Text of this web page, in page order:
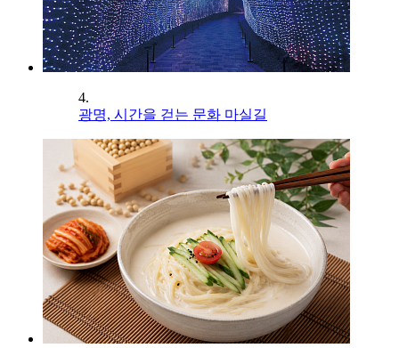
4.
광명, 시간을 걷는 문화 마실길